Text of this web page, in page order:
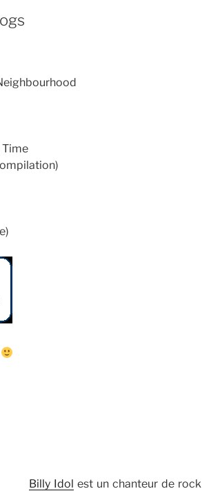
Time
Billy Idol est un chanteur de rock